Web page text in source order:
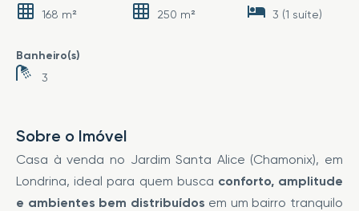
168 m² 250 m² 3 (1 suíte)
Banheiro(s)
3
Sobre o Imóvel
Casa à venda no Jardim Santa Alice (Chamonix), em
Londrina, ideal para quem busca conforto, amplitude
e ambientes bem distribuídos em um bairro tranquilo